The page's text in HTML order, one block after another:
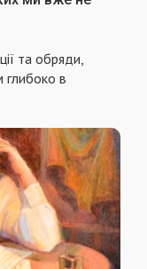
та обряди,
глибоко в